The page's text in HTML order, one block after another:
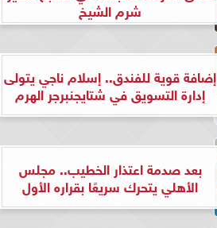
شرم الشيخ
إضافة قوية للفندق.. إسلام ناجي يتولى
إدارة التسويق في شتايجنبرجر الهرم
بعد صدمة اعتذار الخطيب.. مجلس
الأهلي يتحرك سريعًا بقراره الأول